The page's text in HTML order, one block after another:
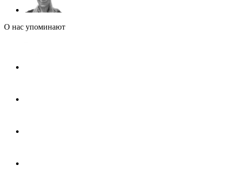
О нас упоминают